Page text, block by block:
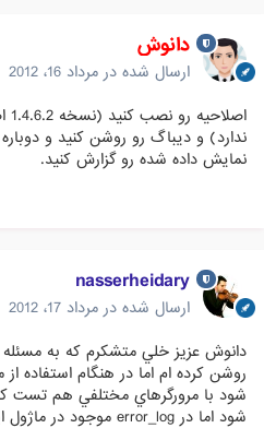
دانوش
ارسال شده در مرداد 16، 2012
ندارد) و دیباگ رو روشن کنید و
نمایش داده شده رو گزارش کنید.
nasserheidary
ارسال شده در مرداد 17، 2012
دانوش عزيز خلي متشكرم كه به
روشن كرده ام اما در هنگام استفاده
شود با مرورگرهاي مختلفي هم تست
شود اما در error_log موجود در ماژول اين خطا گزارش شده: